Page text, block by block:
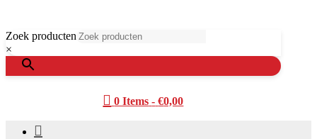
Zoek producten
×
 0 Items - €0,00
